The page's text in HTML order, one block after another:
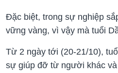
Đặc biệt, trong sự nghiệp
vững vàng, vì vậy mà tuổi
Từ 2 ngày tới (20-21/10),
sự giúp đỡ từ người khác